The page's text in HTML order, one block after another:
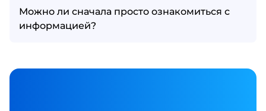
Можно ли сначала просто ознакомиться с
информацией?